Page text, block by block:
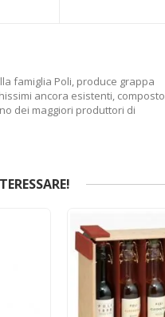
famiglia Poli, produce grappa
ancora esistenti, composto
dei maggiori produttori di